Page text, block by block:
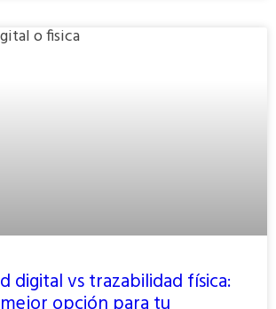
digital vs trazabilidad física: